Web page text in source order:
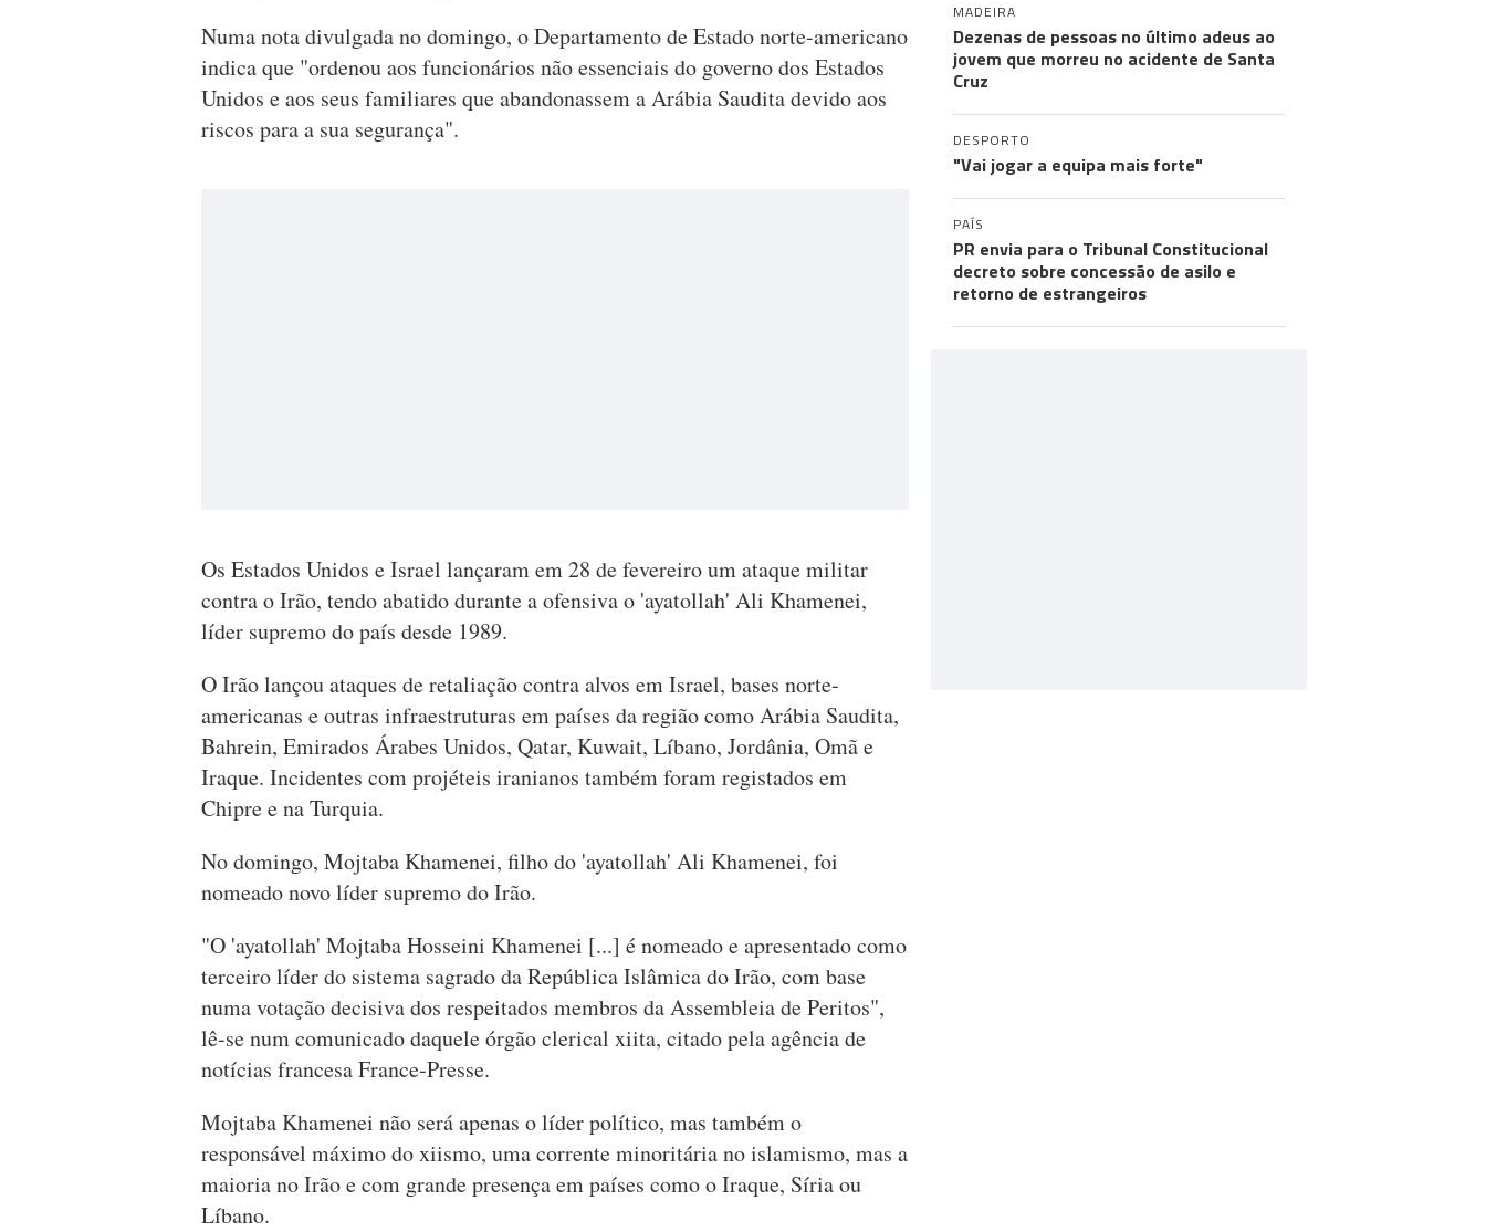
Numa nota divulgada no domingo, o Departamento de Estado norte-americano
indica que "ordenou aos funcionários não essenciais do governo dos Estados
Unidos e aos seus familiares que abandonassem a Arábia Saudita devido aos
riscos para a sua segurança".
Os Estados Unidos e Israel lançaram em 28 de fevereiro um ataque militar
contra o Irão, tendo abatido durante a ofensiva o 'ayatollah' Ali Khamenei,
líder supremo do país desde 1989.
O Irão lançou ataques de retaliação contra alvos em Israel, bases norte-
americanas e outras infraestruturas em países da região como Arábia Saudita,
Bahrein, Emirados Árabes Unidos, Qatar, Kuwait, Líbano, Jordânia, Omã e
Iraque. Incidentes com projéteis iranianos também foram registados em
Chipre e na Turquia.
No domingo, Mojtaba Khamenei, filho do 'ayatollah' Ali Khamenei, foi
nomeado novo líder supremo do Irão.
"O 'ayatollah' Mojtaba Hosseini Khamenei [...] é nomeado e apresentado como
terceiro líder do sistema sagrado da República Islâmica do Irão, com base
numa votação decisiva dos respeitados membros da Assembleia de Peritos",
lê-se num comunicado daquele órgão clerical xiita, citado pela agência de
notícias francesa France-Presse.
Mojtaba Khamenei não será apenas o líder político, mas também o
responsável máximo do xiismo, uma corrente minoritária no islamismo, mas a
maioria no Irão e com grande presença em países como o Iraque, Síria ou
Líbano.
MADEIRA
Dezenas de pessoas no último adeus ao
jovem que morreu no acidente de Santa
Cruz
DESPORTO
"Vai jogar a equipa mais forte"
PAÍS
PR envia para o Tribunal Constitucional
decreto sobre concessão de asilo e
retorno de estrangeiros